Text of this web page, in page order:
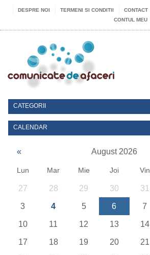
DESPRE NOI TERMENI SI CONDITII CONTACT
CONTUL MEU
CATEGORII
CALENDAR
« August 2026
Lun Mar Mie Joi Vin
27 28 29 30 31
3 4 5 6 7
10 11 12 13 14
17 18 19 20 21